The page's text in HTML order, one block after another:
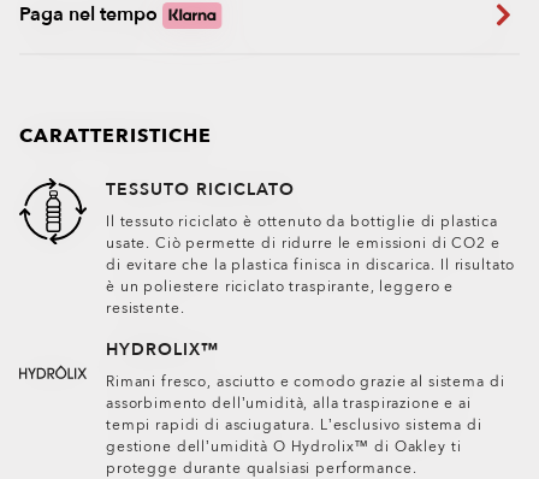
Paga nel tempo
CARATTERISTICHE
TESSUTO RICICLATO
Il tessuto riciclato è ottenuto da bottiglie di plastica
usate. Ciò permette di ridurre le emissioni di CO2 e
di evitare che la plastica finisca in discarica. Il risultato
è un poliestere riciclato traspirante, leggero e
resistente.
HYDROLIX™
Rimani fresco, asciutto e comodo grazie al sistema di
assorbimento dell’umidità, alla traspirazione e ai
tempi rapidi di asciugatura. L’esclusivo sistema di
gestione dell’umidità O Hydrolix™ di Oakley ti
protegge durante qualsiasi performance.